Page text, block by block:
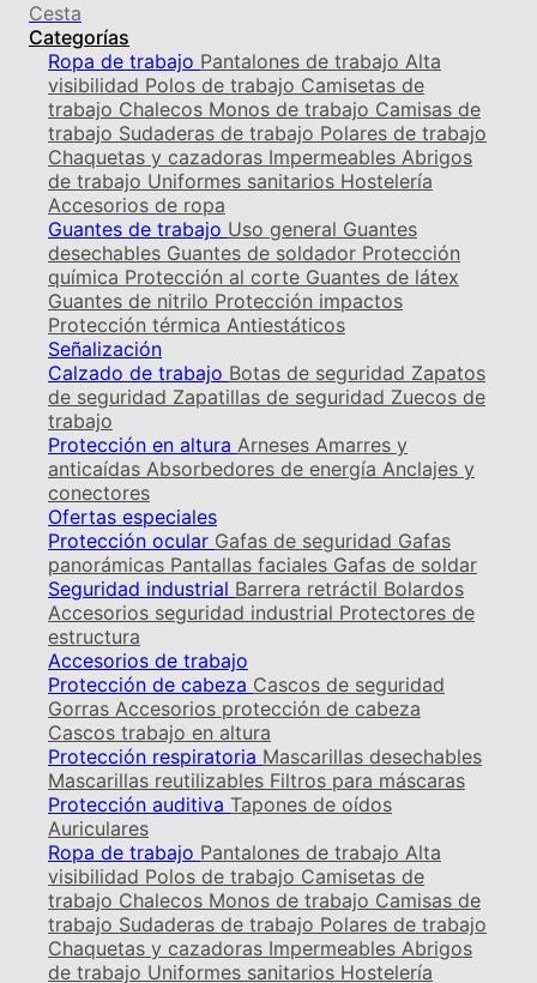
Cesta
Categorías
Ropa de trabajo Pantalones de trabajo Alta
visibilidad Polos de trabajo Camisetas de
trabajo Chalecos Monos de trabajo Camisas de
trabajo Sudaderas de trabajo Polares de trabajo
Chaquetas y cazadoras Impermeables Abrigos
de trabajo Uniformes sanitarios Hostelería
Accesorios de ropa
Guantes de trabajo Uso general Guantes
desechables Guantes de soldador Protección
química Protección al corte Guantes de látex
Guantes de nitrilo Protección impactos
Protección térmica Antiestáticos
Señalización
Calzado de trabajo Botas de seguridad Zapatos
de seguridad Zapatillas de seguridad Zuecos de
trabajo
Protección en altura Arneses Amarres y
anticaídas Absorbedores de energía Anclajes y
conectores
Ofertas especiales
Protección ocular Gafas de seguridad Gafas
panorámicas Pantallas faciales Gafas de soldar
Seguridad industrial Barrera retráctil Bolardos
Accesorios seguridad industrial Protectores de
estructura
Accesorios de trabajo
Protección de cabeza Cascos de seguridad
Gorras Accesorios protección de cabeza
Cascos trabajo en altura
Protección respiratoria Mascarillas desechables
Mascarillas reutilizables Filtros para máscaras
Protección auditiva Tapones de oídos
Auriculares
Ropa de trabajo Pantalones de trabajo Alta
visibilidad Polos de trabajo Camisetas de
trabajo Chalecos Monos de trabajo Camisas de
trabajo Sudaderas de trabajo Polares de trabajo
Chaquetas y cazadoras Impermeables Abrigos
de trabajo Uniformes sanitarios Hostelería